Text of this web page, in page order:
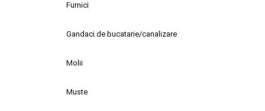
Furnici
Gandaci de bucatarie/canalizare
Molii
Muste